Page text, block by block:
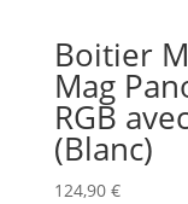
Boitier
Mag
RGB
(Blanc)
124,90 €